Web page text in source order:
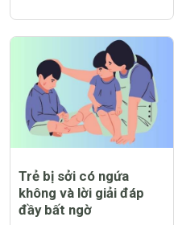
Trẻ bị sởi có ngứa
không và lời giải đáp
đầy bất ngờ